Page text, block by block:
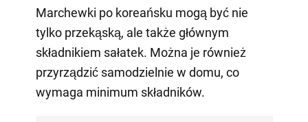
Marchewki po koreańsku mogą być nie
tylko przekąską, ale także głównym
składnikiem sałatek. Można je również
przyrządzić samodzielnie w domu, co
wymaga minimum składników.